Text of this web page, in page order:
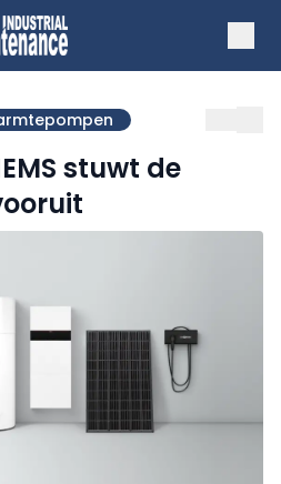
stuwt de